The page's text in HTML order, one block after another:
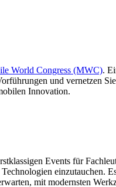
World Congress (MWC).
und vernetzen
Innovation.
Events für
einzutauchen.
mit modernsten